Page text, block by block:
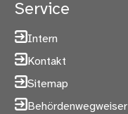
Service
Intern
Kontakt
Sitemap
Behördenwegweiser